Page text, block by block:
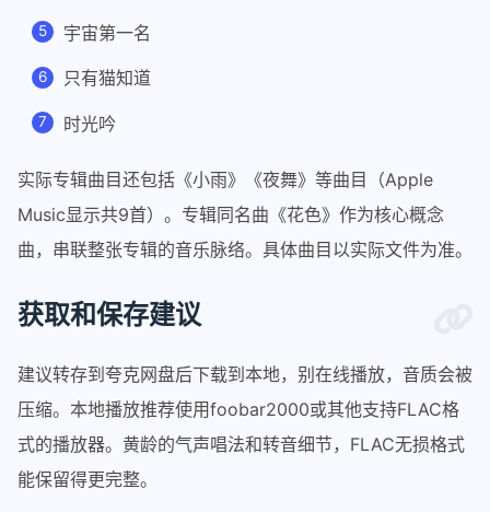
宇宙第一名
只有猫知道
时光吟
实际专辑曲目还包括《小雨》《夜舞》等曲目（Apple
Music显示共9首）。专辑同名曲《花色》作为核心概念
曲，串联整张专辑的音乐脉络。具体曲目以实际文件为准。
获取和保存建议
建议转存到夸克网盘后下载到本地，别在线播放，音质会被
压缩。本地播放推荐使用foobar2000或其他支持FLAC格
式的播放器。黄龄的气声唱法和转音细节，FLAC无损格式
能保留得更完整。